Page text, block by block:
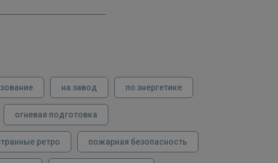
на завод по энергетике
огневая подготовка
ретро пожарная безопасность